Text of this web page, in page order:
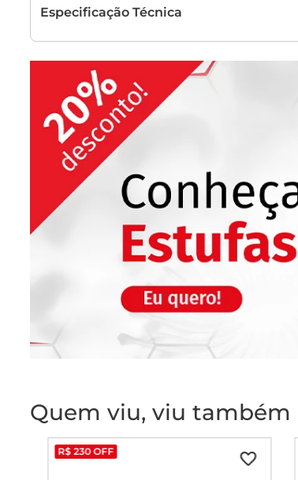
Especificação Técnica
Quem viu, viu também
R$ 230OFF